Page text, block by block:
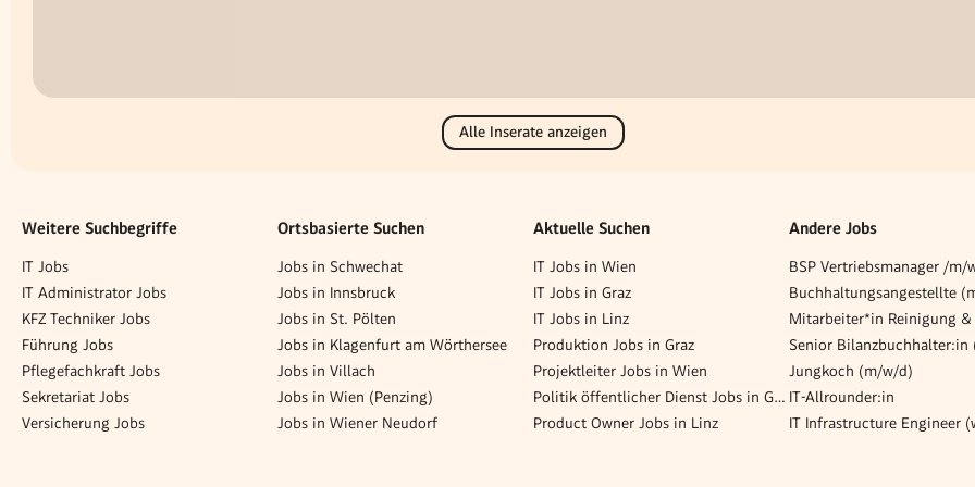
Alle Inserate anzeigen
Weitere Suchbegriffe
IT Jobs
IT Administrator Jobs
KFZ Techniker Jobs
Führung Jobs
Pflegefachkraft Jobs
Sekretariat Jobs
Versicherung Jobs
Ortsbasierte Suchen
Jobs in Schwechat
Jobs in Innsbruck
Jobs in St. Pölten
Jobs in Klagenfurt am Wörthersee
Jobs in Villach
Jobs in Wien (Penzing)
Jobs in Wiener Neudorf
Aktuelle Suchen
IT Jobs in Wien
IT Jobs in Graz
IT Jobs in Linz
Produktion Jobs in Graz
Projektleiter Jobs in Wien
Politik öffentlicher Dienst Jobs in Graz
Product Owner Jobs in Linz
Andere Jobs
Senior Bilanzbuchhalter:in
Jungkoch (m/w/d)
IT-Allrounder:in
IT Infrastructure Engineer